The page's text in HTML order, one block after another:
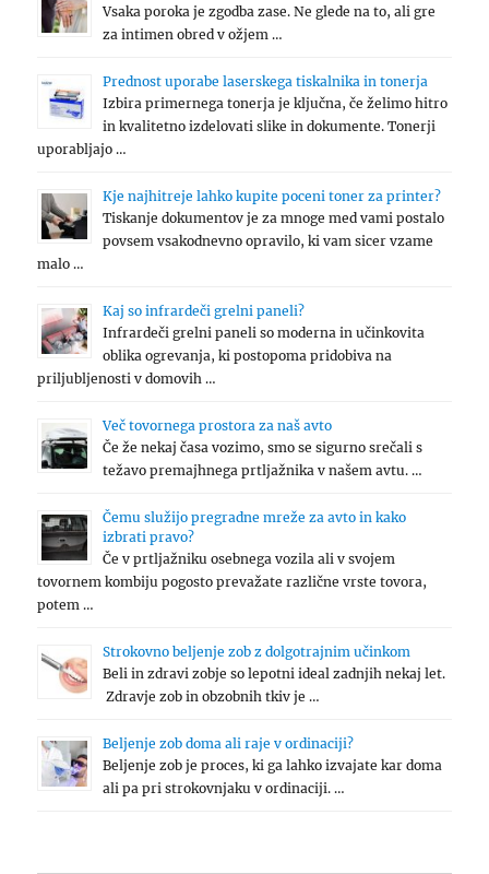
Vsaka poroka je zgodba zase. Ne glede na to, ali gre
za intimen obred v ožjem …
Prednost uporabe laserskega tiskalnika in tonerja
Izbira primernega tonerja je ključna, če želimo hitro
in kvalitetno izdelovati slike in dokumente. Tonerji
uporabljajo …
Kje najhitreje lahko kupite poceni toner za printer?
Tiskanje dokumentov je za mnoge med vami postalo
povsem vsakodnevno opravilo, ki vam sicer vzame
malo …
Kaj so infrardeči grelni paneli?
Infrardeči grelni paneli so moderna in učinkovita
oblika ogrevanja, ki postopoma pridobiva na
priljubljenosti v domovih …
Več tovornega prostora za naš avto
Če že nekaj časa vozimo, smo se sigurno srečali s
težavo premajhnega prtljažnika v našem avtu. …
Čemu služijo pregradne mreže za avto in kako
izbrati pravo?
Če v prtljažniku osebnega vozila ali v svojem
tovornem kombiju pogosto prevažate različne vrste tovora,
potem …
Strokovno beljenje zob z dolgotrajnim učinkom
Beli in zdravi zobje so lepotni ideal zadnjih nekaj let.
Zdravje zob in obzobnih tkiv je …
Beljenje zob doma ali raje v ordinaciji?
Beljenje zob je proces, ki ga lahko izvajate kar doma
ali pa pri strokovnjaku v ordinaciji. …